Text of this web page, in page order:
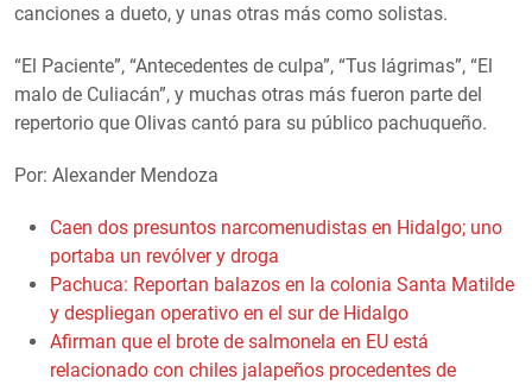
canciones a dueto, y unas otras más como solistas.
“El Paciente”, “Antecedentes de culpa”, “Tus lágrimas”, “El
malo de Culiacán”, y muchas otras más fueron parte del
repertorio que Olivas cantó para su público pachuqueño.
Por: Alexander Mendoza
Caen dos presuntos narcomenudistas en Hidalgo; uno
portaba un revólver y droga
Pachuca: Reportan balazos en la colonia Santa Matilde
y despliegan operativo en el sur de Hidalgo
Afirman que el brote de salmonela en EU está
relacionado con chiles jalapeños procedentes de